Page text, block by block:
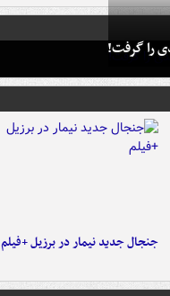
را گرفت!
جنجال جدید نیمار در برزیل +فیلم